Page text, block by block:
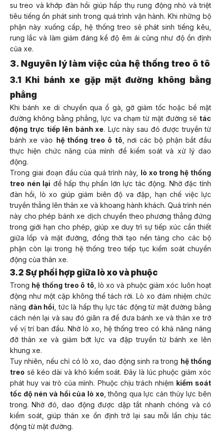
su treo và khớp đàn hồi giúp hấp thụ rung động nhỏ và triệt
tiêu tiếng ồn phát sinh trong quá trình vận hành. Khi những bộ
phận này xuống cấp, hệ thống treo sẽ phát sinh tiếng kêu,
rung lắc và làm giảm đáng kể độ êm ái cũng như độ ổn định
của xe.
3. Nguyên lý làm việc của hệ thống treo ô tô
3.1 Khi bánh xe gặp mặt đường không bằng
phẳng
Khi bánh xe di chuyển qua ổ gà, gờ giảm tốc hoặc bề mặt
đường không bằng phẳng, lực va chạm từ mặt đường sẽ tác
động trực tiếp lên bánh xe. Lực này sau đó được truyền từ
bánh xe vào hệ thống treo ô tô , nơi các bộ phận bắt đầu
thực hiện chức năng của mình để kiểm soát và xử lý dao
động.
Trong giai đoạn đầu của quá trình này, lò xo trong hệ thống
treo nén lại để hấp thụ phần lớn lực tác động. Nhờ đặc tính
đàn hồi, lò xo giúp giảm biên độ va đập, hạn chế việc lực
truyền thẳng lên thân xe và khoang hành khách. Quá trình nén
này cho phép bánh xe dịch chuyển theo phương thẳng đứng
trong giới hạn cho phép, giúp xe duy trì sự tiếp xúc cần thiết
giữa lốp và mặt đường, đồng thời tạo nền tảng cho các bộ
phận còn lại trong hệ thống treo tiếp tục kiểm soát chuyển
động của thân xe.
3.2 Sự phối hợp giữa lò xo và phuộc
Trong hệ thống treo ô tô , lò xo và phuộc giảm xóc luôn hoạt
động như một cặp không thể tách rời. Lò xo đảm nhiệm chức
năng đàn hồi , tức là hấp thụ lực tác động từ mặt đường bằng
cách nén lại và sau đó giãn ra để đưa bánh xe và thân xe trở
về vị trí ban đầu. Nhờ lò xo, hệ thống treo có khả năng nâng
đỡ thân xe và giảm bớt lực va đập truyền từ bánh xe lên
khung xe.
Tuy nhiên, nếu chỉ có lò xo, dao động sinh ra trong hệ thống
treo sẽ kéo dài và khó kiểm soát. Đây là lúc phuộc giảm xóc
phát huy vai trò của mình. Phuộc chịu trách nhiệm kiểm soát
tốc độ nén và hồi của lò xo , thông qua lực cản thủy lực bên
trong. Nhờ đó, dao động được dập tắt nhanh chóng và có
kiểm soát, giúp thân xe ổn định trở lại sau mỗi lần chịu tác
động từ mặt đường.